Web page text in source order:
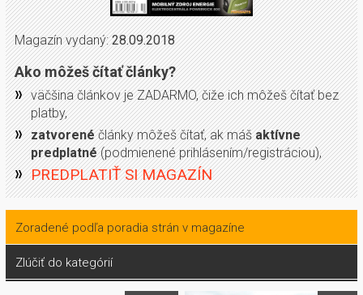
Magazín vydaný:28.09.2018
Ako môžeš čítať články?
väčšina článkov je ZADARMO, čiže ich môžeš čítať bez
platby,
zatvorenéčlánky môžeš čítať, ak mášaktívne
predplatné(podmienené prihlásením/registráciou),
PREDPLATIŤ SI MAGAZÍN
Zoradené podľa poradia strán v magazíne
Zlúčiť do kategórií